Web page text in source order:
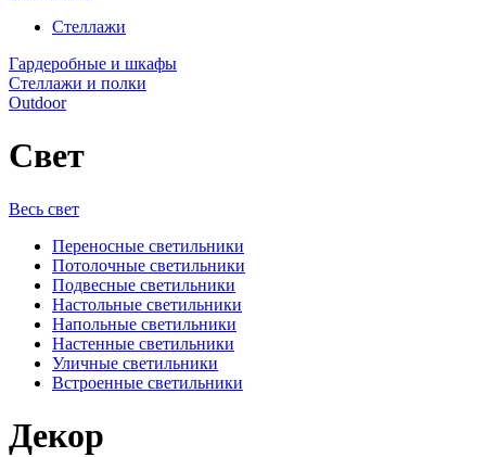
Стеллажи
Гардеробные и шкафы
Стеллажи и полки
Outdoor
Свет
Весь свет
Переносные светильники
Потолочные светильники
Подвесные светильники
Настольные светильники
Напольные светильники
Настенные светильники
Уличные светильники
Встроенные светильники
Декор